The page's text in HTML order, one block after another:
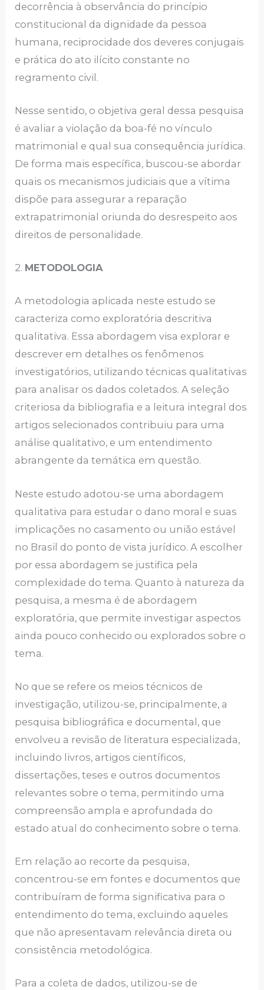
decorrência à observância do princípio
constitucional da dignidade da pessoa
humana, reciprocidade dos deveres conjugais
e prática do ato ilícito constante no
regramento civil.
Nesse sentido, o objetiva geral dessa pesquisa
é avaliar a violação da boa-fé no vínculo
matrimonial e qual sua consequência jurídica.
De forma mais específica, buscou-se abordar
quais os mecanismos judiciais que a vítima
dispõe para assegurar a reparação
extrapatrimonial oriunda do desrespeito aos
direitos de personalidade.
2. METODOLOGIA
A metodologia aplicada neste estudo se
caracteriza como exploratória descritiva
qualitativa. Essa abordagem visa explorar e
descrever em detalhes os fenômenos
investigatórios, utilizando técnicas qualitativas
para analisar os dados coletados. A seleção
criteriosa da bibliografia e a leitura integral dos
artigos selecionados contribuiu para uma
análise qualitativo, e um entendimento
abrangente da temática em questão.
Neste estudo adotou-se uma abordagem
qualitativa para estudar o dano moral e suas
implicações no casamento ou união estável
no Brasil do ponto de vista jurídico. A escolher
por essa abordagem se justifica pela
complexidade do tema. Quanto à natureza da
pesquisa, a mesma é de abordagem
exploratória, que permite investigar aspectos
ainda pouco conhecido ou explorados sobre o
tema.
No que se refere os meios técnicos de
investigação, utilizou-se, principalmente, a
pesquisa bibliográfica e documental, que
envolveu a revisão de literatura especializada,
incluindo livros, artigos científicos,
dissertações, teses e outros documentos
relevantes sobre o tema, permitindo uma
compreensão ampla e aprofundada do
estado atual do conhecimento sobre o tema.
Em relação ao recorte da pesquisa,
concentrou-se em fontes e documentos que
contribuíram de forma significativa para o
entendimento do tema, excluindo aqueles
que não apresentavam relevância direta ou
consistência metodológica.
Para a coleta de dados, utilizou-se de